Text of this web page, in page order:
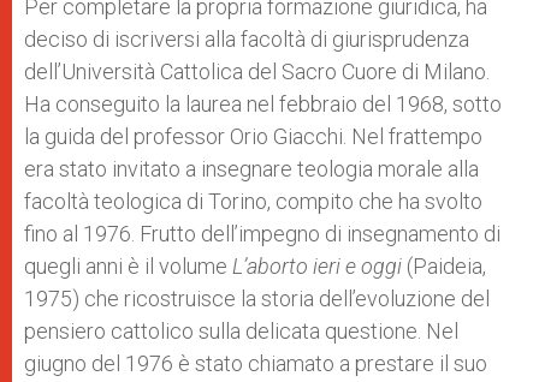
Per completare la propria formazione giuridica, ha
deciso di iscriversi alla facoltà di giurisprudenza
dell’Università Cattolica del Sacro Cuore di Milano.
Ha conseguito la laurea nel febbraio del 1968, sotto
la guida del professor Orio Giacchi. Nel frattempo
era stato invitato a insegnare teologia morale alla
facoltà teologica di Torino, compito che ha svolto
fino al 1976. Frutto dell’impegno di insegnamento di
quegli anni è il volume L’aborto ieri e oggi (Paideia,
1975) che ricostruisce la storia dell’evoluzione del
pensiero cattolico sulla delicata questione. Nel
giugno del 1976 è stato chiamato a prestare il suo